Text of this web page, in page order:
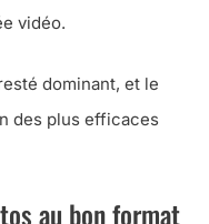
vidéo.
dominant, et le
des plus efficaces
au bon format